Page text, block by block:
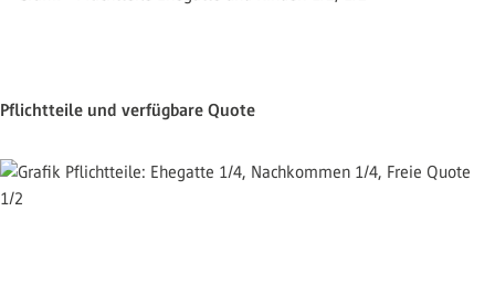
Pflichtteile und verfügbare Quote